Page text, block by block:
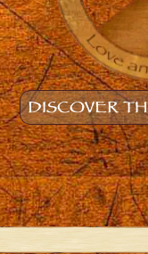
DISCOVER